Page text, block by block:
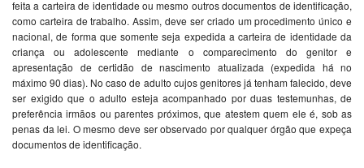
feita a carteira de identidade ou mesmo outros documentos de identificação,
como carteira de trabalho. Assim, deve ser criado um procedimento único e
nacional, de forma que somente seja expedida a carteira de identidade da
criança ou adolescente mediante o comparecimento do genitor e
apresentação de certidão de nascimento atualizada (expedida há no
máximo 90 dias). No caso de adulto cujos genitores já tenham falecido, deve
ser exigido que o adulto esteja acompanhado por duas testemunhas, de
preferência irmãos ou parentes próximos, que atestem quem ele é, sob as
penas da lei. O mesmo deve ser observado por qualquer órgão que expeça
documentos de identificação.